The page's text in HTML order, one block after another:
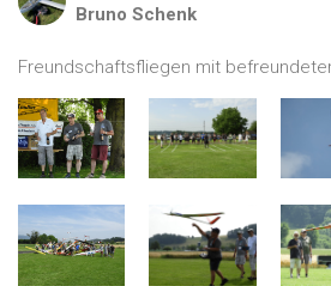
Bruno Schenk
Freundschaftsfliegen mit